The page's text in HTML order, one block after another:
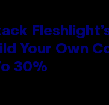
Your Own
30%